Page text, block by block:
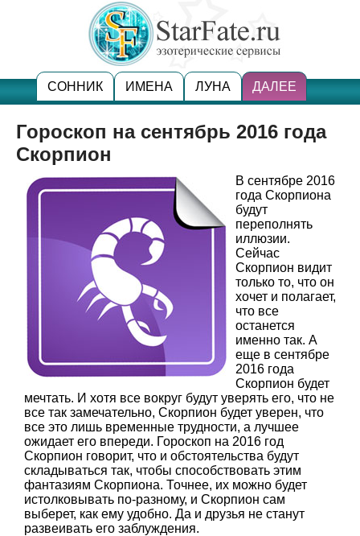
СОННИК ИМЕНА ЛУНА ДАЛЕЕ
Гороскоп на сентябрь 2016 года
Скорпион
В сентябре 2016
года Скорпиона
будут
переполнять
иллюзии.
Сейчас
Скорпион видит
только то, что он
хочет и полагает,
что все
останется
именно так. А
еще в сентябре
2016 года
Скорпион будет
мечтать. И хотя все вокруг будут уверять его, что не
все так замечательно, Скорпион будет уверен, что
все это лишь временные трудности, а лучшее
ожидает его впереди. Гороскоп на 2016 год
Скорпион говорит, что и обстоятельства будут
складываться так, чтобы способствовать этим
фантазиям Скорпиона. Точнее, их можно будет
истолковывать по-разному, и Скорпион сам
выберет, как ему удобно. Да и друзья не станут
развеивать его заблуждения.